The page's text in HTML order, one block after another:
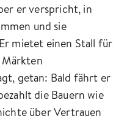
er verspricht, in
und sie
mietet einen Stall für
Märkten
getan: Bald fährt er
die Bauern wie
über Vertrauen